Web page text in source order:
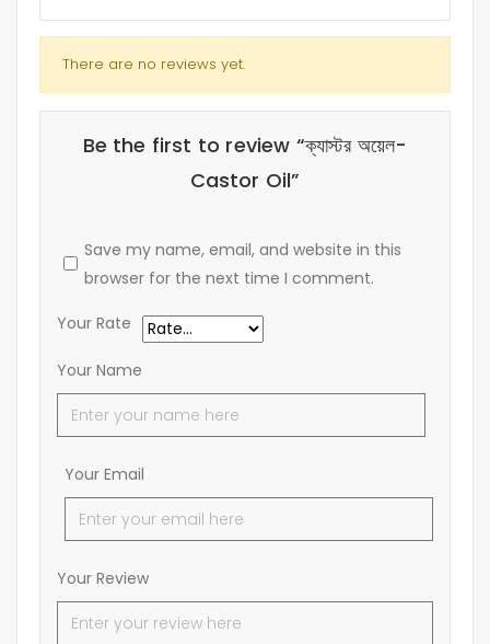
There are no reviews yet.
Be the first to review “ক্যাস্টর অয়েল-
Castor Oil”
Your Name
Your Email
Save my name, email, and website in this
browser for the next time I comment.
Your Rate
Your Review